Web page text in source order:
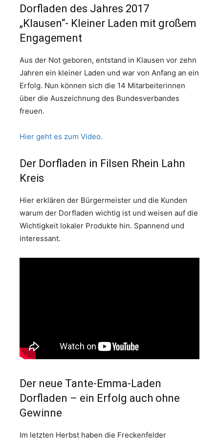
Dorfladen des Jahres 2017
„Klausen“- Kleiner Laden mit großem
Engagement
Aus der Not geboren, entstand in Klausen vor zehn
Jahren ein kleiner Laden und war von Anfang an ein
Erfolg. Nun können sich die 14 Mitarbeiterinnen
über die Auszeichnung des Bundesverbandes
freuen.
Hier geht es zum Video.
Der Dorfladen in Filsen Rhein Lahn
Kreis
Hier erklären der Bürgermeister und die Kunden
warum der Dorfladen wichtig ist und weisen auf die
Wichtigkeit lokaler Produkte hin. Spannend und
interessant.
Der neue Tante-Emma-Laden
Dorfladen – ein Erfolg auch ohne
Gewinne
Im letzten Herbst haben die Freckenfelder